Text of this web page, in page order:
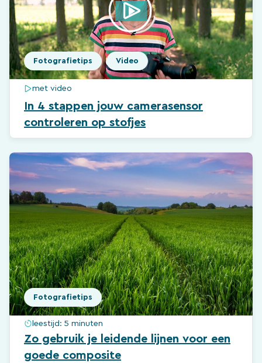
Fotografietips Video
met video
In 4 stappen jouw camerasensor
controleren op stofjes
Fotografietips
leestijd: 5 minuten
Zo gebruik je leidende lijnen voor een
goede composite